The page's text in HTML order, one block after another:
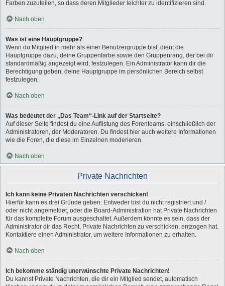
Farben zuzuteilen, so dass deren Mitglieder leichter zu identifizieren sind.
Nach oben
Was ist eine Hauptgruppe?
Wenn du Mitglied in mehr als einer Benutzergruppe bist, dient die
Hauptgruppe dazu, deine Gruppenfarbe sowie den Gruppenrang, der bei dir
standardmäßig angezeigt wird, festzulegen. Ein Administrator kann dir die
Berechtigung geben, deine Hauptgruppe im persönlichen Bereich selbst
festzulegen.
Nach oben
Was bedeutet der „Das Team“-Link auf der Startseite?
Auf dieser Seite findest du eine Auflistung des Forenteams, einschließlich der
Administratoren, der Moderatoren. Du findest hier auch weitere Informationen
wie die Foren, die diese im Einzelnen moderieren.
Nach oben
Private Nachrichten
Ich kann keine Privaten Nachrichten verschicken!
Hierfür kann es drei Gründe geben: Entweder bist du nicht registriert und /
oder nicht angemeldet, oder die Board-Administration hat Private Nachrichten
für das komplette Forum ausgeschaltet. Außerdem könnte es sein, dass der
Administrator dir das Recht, Private Nachrichten zu verschicken, entzogen hat.
Kontaktiere einen Administrator, um weitere Informationen zu erhalten.
Nach oben
Ich bekomme ständig unerwünschte Private Nachrichten!
Du kannst Private Nachrichten, die dir ein Mitglied sendet, automatisch